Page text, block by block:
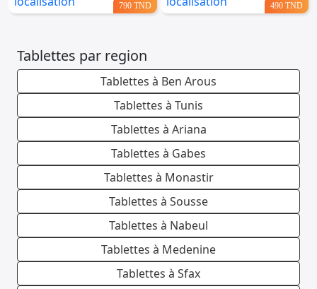
790 TND 490 TND
Tablettes par region
Tablettes à Ben Arous
Tablettes à Tunis
Tablettes à Ariana
Tablettes à Gabes
Tablettes à Monastir
Tablettes à Sousse
Tablettes à Nabeul
Tablettes à Medenine
Tablettes à Sfax